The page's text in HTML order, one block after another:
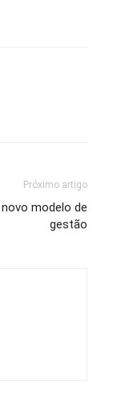
Próximo artigo
modelo de
gestão